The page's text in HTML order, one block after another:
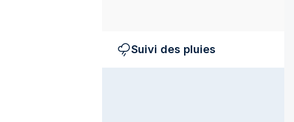
Suivi des pluies